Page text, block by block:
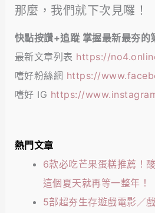
那麼，我們就下次見囉！
快點按讚+追蹤 掌握最新最夯的
最新文章列表 https://
嗜好粉絲網 https://
嗜好 IG https://
熱門文章
6款必吃芒果蛋糕推薦！
這個夏天就再等一整年！
5部超夯生存遊戲電影／